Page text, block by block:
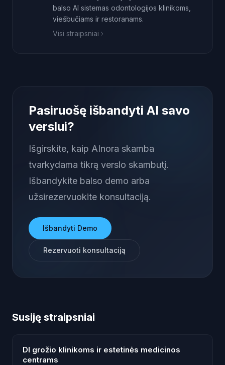
balso AI sistemas odontologijos klinikoms,
viešbučiams ir restoranams.
Visi straipsniai
Pasiruošę išbandyti AI savo
verslui?
Išgirskite, kaip AInora skamba
tvarkydama tikrą verslo skambutį.
Išbandykite balso demo arba
užsirezervuokite konsultaciją.
Išbandyti Demo
Rezervuoti konsultaciją
Susiję straipsniai
DI grožio klinikoms ir estetinės medicinos
centrams